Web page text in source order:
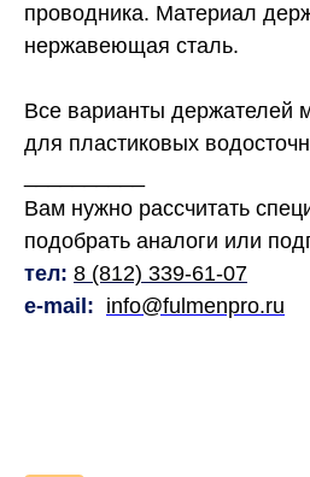
проводника. Материал
нержавеющая сталь.
Все варианты держателей
для пластиковых
Вам нужно рассчитать
подобрать аналоги или
тел: 8 (812) 339-61-07
e-mail : info@fulmenpro.ru